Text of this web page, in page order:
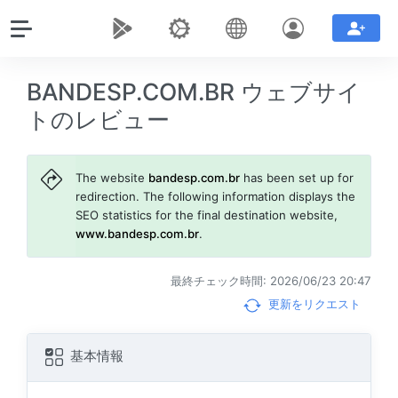
BANDESP.COM.BR ウェブサイ
トのレビュー
The website bandesp.com.br has been set up for
redirection. The following information displays the
SEO statistics for the final destination website,
www.bandesp.com.br.
最終チェック時間: 2026/06/23 20:47
更新をリクエスト
基本情報